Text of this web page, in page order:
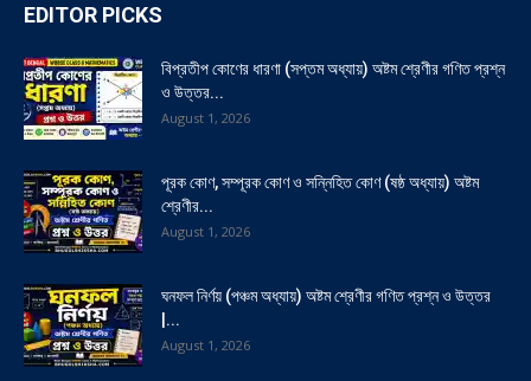
EDITOR PICKS
বিপ্রতীপ কোণের ধারণা (সপ্তম অধ্যায়) অষ্টম শ্রেণীর গণিত প্রশ্ন
ও উত্তর...
August 1, 2026
পূরক কোণ, সম্পূরক কোণ ও সন্নিহিত কোণ (ষষ্ঠ অধ্যায়) অষ্টম
শ্রেণীর...
August 1, 2026
ঘনফল নির্ণয় (পঞ্চম অধ্যায়) অষ্টম শ্রেণীর গণিত প্রশ্ন ও উত্তর
|...
August 1, 2026